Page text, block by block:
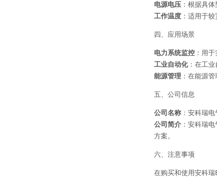
电源电压 ：根据具
工作温度 ：适用于
四、应用场景
电力系统监控 ：用
工业自动化：在工业
能源管理 ：在能源
五、公司信息
公司名称 ：安科瑞
公司简介 ：安科瑞
方案。
六、注意事项
在购买和使用安科